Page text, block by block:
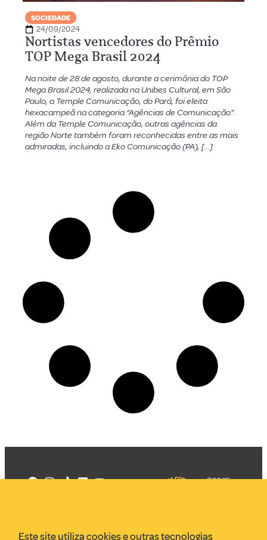
SOCIEDADE
24/09/2024
Nortistas vencedores do Prêmio
TOP Mega Brasil 2024
Na noite de 28 de agosto, durante a cerimônia do TOP
Mega Brasil 2024, realizada na Unibes Cultural, em São
Paulo, a Temple Comunicação, do Pará, foi eleita
hexacampeã na categoria “Agências de Comunicação”.
Além da Temple Comunicação, outras agências da
região Norte também foram reconhecidas entre as mais
admiradas, incluindo a Eko Comunicação (PA), […]
©2025
Este site utiliza cookies e outras tecnologias